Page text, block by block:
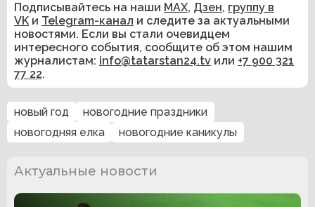
Подписывайтесь на наши MAX, Дзен, группу в
VK и Telegram-канал и следите за актуальными
новостями. Если вы стали очевидцем
интересного события, сообщите об этом нашим
журналистам: info@tatarstan24.tv или +7 900 321
77 22.
новый год
новогодние праздники
новогодняя елка
новогодние каникулы
Актуальные новости